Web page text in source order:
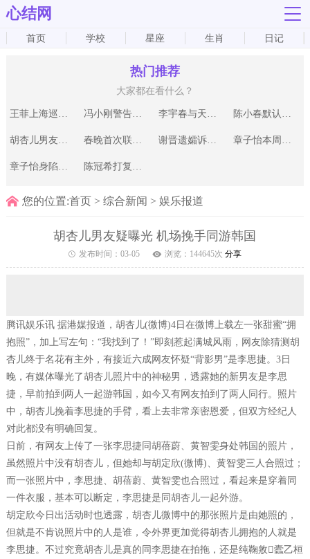
首页 学校 星座 生肖 日记
心结网
热门推荐
大家都在看什么？
胡杏儿男友疑曝光 机场挽手同游韩国 谢晋遗孀诉宋祖德案终审获胜 二审维持原判
您的位置:首页> 综合新闻 > 娱乐报道
胡杏儿男友疑曝光 机场挽手同游韩国
发布时间： 03-05 浏览： 144645次 分享
腾讯娱乐讯 据港媒报道，胡杏儿(微博)4日在微博上载左一张甜蜜“拥
抱照”，加上写左句：“我找到了！”即刻惹起满城风雨，网友除猜测胡
杏儿终于名花有主外，有接近六成网友怀疑“背影男”是李思捷。3日
晚，有媒体曝光了胡杏儿照片中的神秘男，透露她的新男友是李思
捷，早前拍到两人一起游韩国，如今又有网友拍到了两人同行。照片
中，胡杏儿挽着李思捷的手臂，看上去非常亲密恩爱，但双方经纪人
对此都没有明确回复。
日前，有网友上传了一张李思捷同胡蓓蔚、黄智雯身处韩国的照片，
虽然照片中没有胡杏儿，但她却与胡定欣(微博)、黄智雯三人合照过；
而一张照片中，李思捷、胡蓓蔚、黄智雯也合照过，看起来是穿着同
一件衣服， 基本可以断定，李思捷是同胡杏儿一起外游。
胡定欣今日出活动时也透露，胡杏儿微博中的那张照片是由她照的，
但就是不肯说照片中的人是谁，令外界更加觉得胡杏儿拥抱的人就是
李思捷。不过究竟胡杏儿是真的同李思捷在拍拖，还是纯鞠敫蠹乙桓